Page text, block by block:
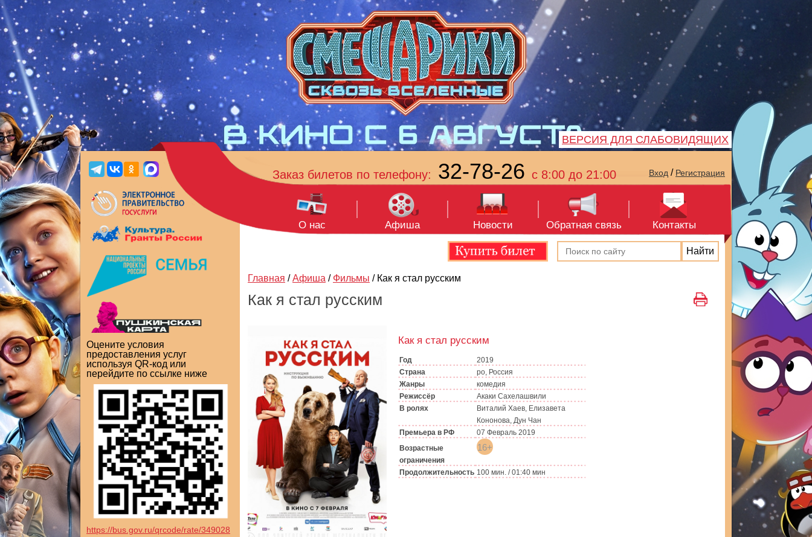
ВЕРСИЯ ДЛЯ СЛАБОВИДЯЩИХ
Оцените условия
предоставления услуг
используя QR-код или
перейдите по ссылке ниже
https://bus.gov.ru/qrcode/rate/349028
Заказ билетов по телефону: 32-78-26 с 8:00 до 21:00 Вход / Регистрация
О нас Афиша Новости Обратная связь Контакты
Главная / Афиша / Фильмы / Как я стал русским
Как я стал русским
Как я стал русским
Год
2019
Страна
ро, Россия
Жанры
комедия
Режиссёр
Акаки Сахелашвили
В ролях
Виталий Хаев, Елизавета
Кононова, Дун Чан
Премьера в РФ
07 Февраль 2019
Возрастные
ограничения
16+
Продолжительность 100 мин. / 01:40 мин